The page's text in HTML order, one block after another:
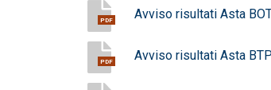
PDF Avviso risultati Asta
PDF Avviso risultati Asta